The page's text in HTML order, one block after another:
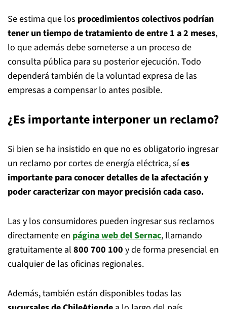
Se estima que los procedimientos colectivos podrían
tener un tiempo de tratamiento de entre 1 a 2 meses,
lo que además debe someterse a un proceso de
consulta pública para su posterior ejecución. Todo
dependerá también de la voluntad expresa de las
empresas a compensar lo antes posible.
¿Es importante interponer un reclamo?
Si bien se ha insistido en que no es obligatorio ingresar
un reclamo por cortes de energía eléctrica, síes
importante para conocer detalles de la afectación y
poder caracterizar con mayor precisión cada caso.
Las y los consumidores pueden ingresar sus reclamos
directamente en página web del Sernac, llamando
gratuitamente al 800 700 100 y de forma presencial en
cualquier de las oficinas regionales.
Además, también están disponibles todas las